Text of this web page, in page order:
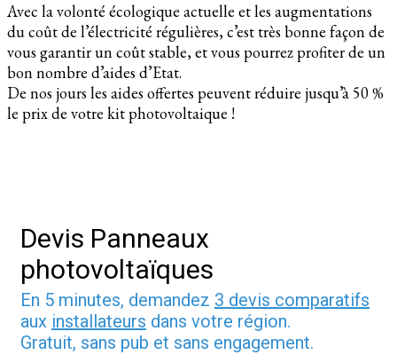
Avec la volonté écologique actuelle et les augmentations
du coût de l’électricité régulières, c’est très bonne façon de
vous garantir un coût stable, et vous pourrez profiter de un
bon nombre d’aides d’Etat.
De nos jours les aides offertes peuvent réduire jusqu’à 50 %
le prix de votre kit photovoltaique !
Devis Panneaux
photovoltaïques
En 5 minutes, demandez 3 devis comparatifs
aux installateurs dans votre région.
Gratuit, sans pub et sans engagement.